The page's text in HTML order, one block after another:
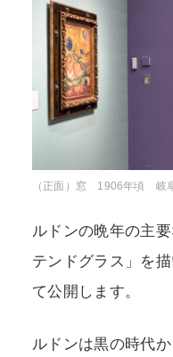
（正面）窓 1906年頃 岐
ルドンの晩年の主
テンドグラス」を
て公開します。
ルドンは黒の時代